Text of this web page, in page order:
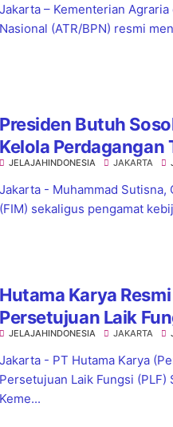
Jakarta – Kementerian
Nasional (ATR/BPN) resmi
Presiden Butuh
Kelola Perdagangan
Mendag Jadi
JELAJAHINDONESIA JAKARTA
Jakarta - Muhammad
(FIM) sekaligus pengamat
Hutama Karya
Persetujuan Laik
Musi V Tol
JELAJAHINDONESIA JAKARTA
Jakarta - PT Hutama Karya
Persetujuan Laik Fungsi
Keme...